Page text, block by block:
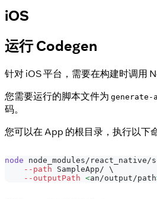
iOS
运行 Codegen
针对 iOS 平台，需要在构建时调用
您需要运行的脚本文件为
码。
您可以在 App 的根目录，执行以下
node node_modules/
--path SampleApp/ \
--outputPath <an/output/path